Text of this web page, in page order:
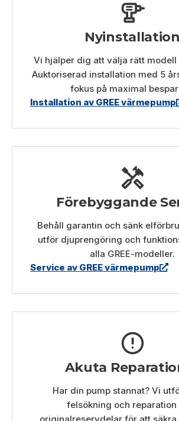
Nyinstallation
Vi hjälper dig att välja rätt
Auktoriserad installation med 5
fokus på maximal
Installation av GREE värmepump
Förebyggande
Behåll garantin och sänk
utför djuprengöring och
alla GREE-modeller.
Service av GREE värmepump
Akuta
Har din pump stannat? Vi
felsökning och reparation
originalreservdelar för att säkra